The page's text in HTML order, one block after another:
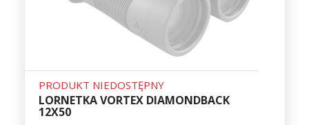
PRODUKT NIEDOSTĘPNY
LORNETKA VORTEX DIAMONDBACK
12X50